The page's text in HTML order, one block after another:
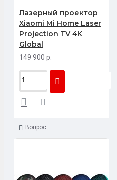
Лазерный проектор
Xiaomi Mi Home Laser
Projection TV 4K
Global
149 900 р.
Вопрос